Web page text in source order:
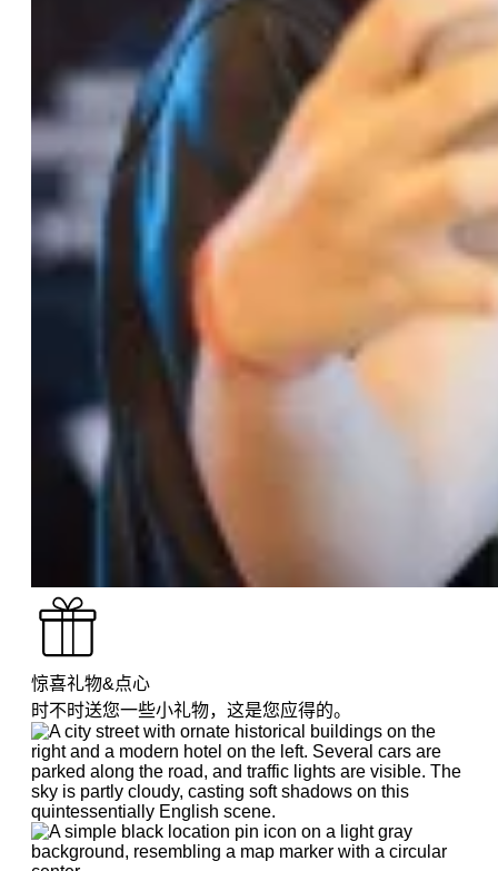
惊喜礼物&点心
时不时送您一些小礼物，这是您应得的。